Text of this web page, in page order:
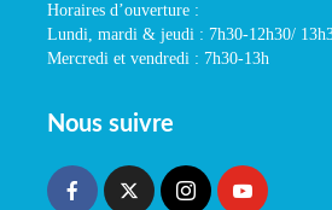
Horaires d’ouverture :
Lundi, mardi & jeudi : 7h30-12h30/
Mercredi et vendredi : 7h30-13h
Nous suivre